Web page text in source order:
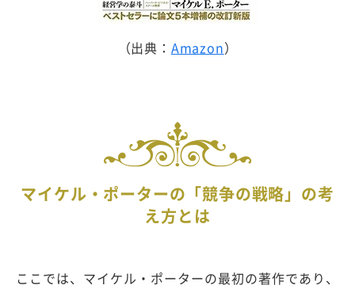
（出典： Amazon）
マイケル・ポーターの「競争の戦略」の考
え方とは
ここでは、マイケル・ポーターの最初の著作であり、